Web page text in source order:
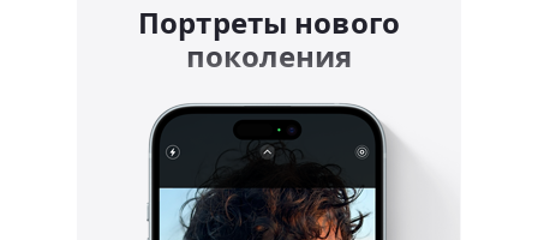
Портреты нового
поколения